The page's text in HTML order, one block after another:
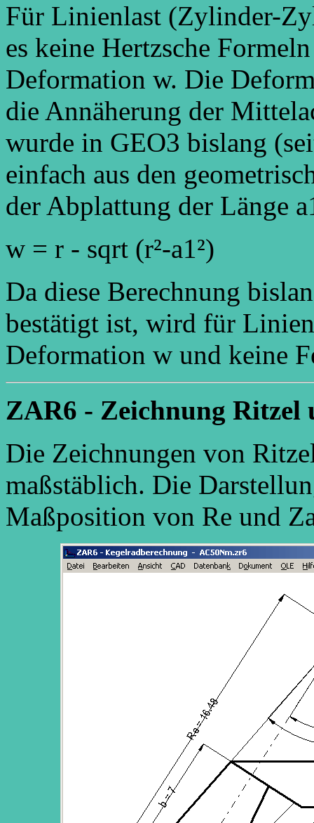
Für Linienlast (Zylinder-
es keine Hertzsche
Deformation w. Die
die Annäherung der
wurde in GEO3 bislang
einfach aus den
der Abplattung der Länge
w = r - sqrt (r²-a1²)
Da diese Berechnung
bestätigt ist, wird für
Deformation w und keine
ZAR6 - Zeichnung Ritzel
Die Zeichnungen von
maßstäblich. Die
Maßposition von Re und